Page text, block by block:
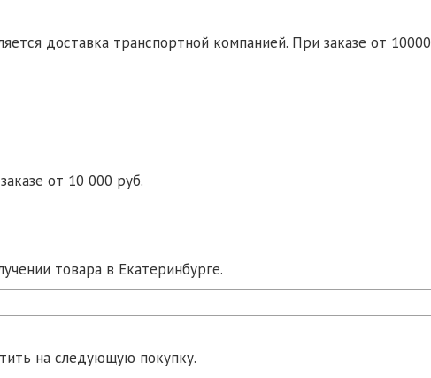
доставка транспортной компанией. При заказе от 10000
транспортной компании бесплатно.
от 10 000 руб.
товара в Екатеринбурге.
на следующую покупку.